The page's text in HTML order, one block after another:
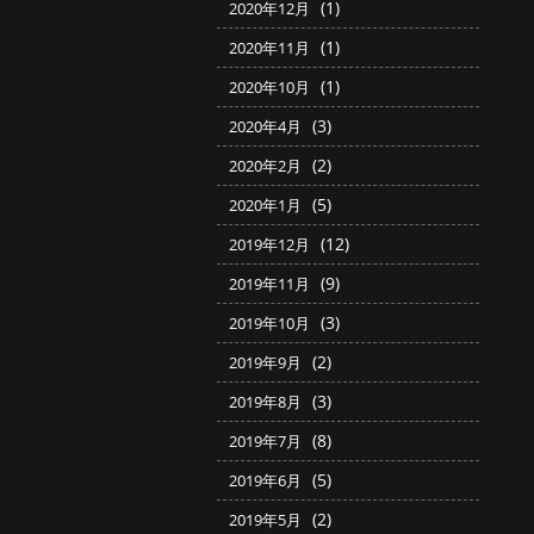
2020年12月 (1)
2020年11月 (1)
2020年10月 (1)
2020年4月 (3)
2020年2月 (2)
2020年1月 (5)
2019年12月 (12)
2019年11月 (9)
2019年10月 (3)
2019年9月 (2)
2019年8月 (3)
2019年7月 (8)
2019年6月 (5)
2019年5月 (2)